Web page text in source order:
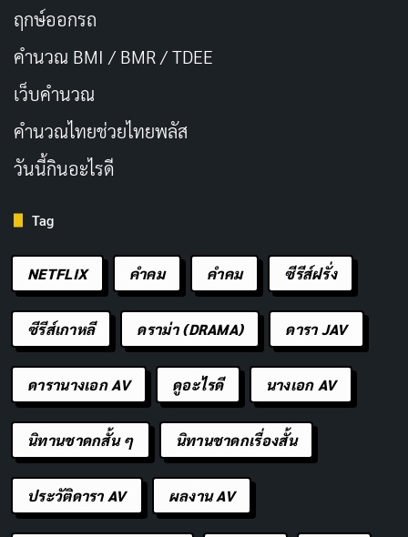
FIRST AIR
EPISODES
6
STATUS
Ended
จบแล้ว
สืบความจริงคดีต่างดาว
Investigation Alien— 2024
20241 ซีซัน6 ตอน
6.5 /10 7.3
ฤกษ์ออกรถ
คำนวณ BMI / BMR / TDEE
เว็บคํานวณ
คํานวณไทยช่วยไทยพลัส
วันนี้กินอะไรดี
Tag
NETFLIX คำคม คําคม ซีรีส์ฝรั่ง
ซีรีส์เกาหลี ดราม่า (DRAMA) ดารา JAV
ดารานางเอก AV ดูอะไรดี นางเอก AV
นิทานชาดกสั้น ๆ นิทานชาดกเรื่องสั้น
ประวัติดารา AV ผลงาน AV